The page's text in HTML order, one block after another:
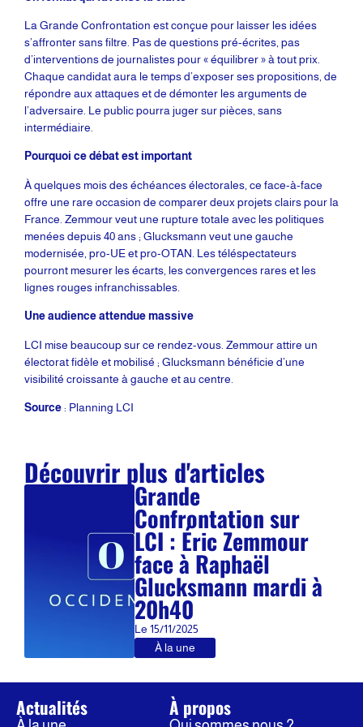
La Grande Confrontation est conçue pour laisser les idées
s’affronter sans filtre. Pas de questions pré-écrites, pas
d’interventions de journalistes pour « équilibrer » à tout prix.
Chaque candidat aura le temps d’exposer ses propositions, de
répondre aux attaques et de démonter les arguments de
l’adversaire. Le public pourra juger sur pièces, sans
intermédiaire.
Pourquoi ce débat est important
À quelques mois des échéances électorales, ce face-à-face
offre une rare occasion de comparer deux projets clairs pour la
France. Zemmour veut une rupture totale avec les politiques
menées depuis 40 ans ; Glucksmann veut une gauche
modernisée, pro-UE et pro-OTAN. Les téléspectateurs
pourront mesurer les écarts, les convergences rares et les
lignes rouges infranchissables.
Une audience attendue massive
LCI mise beaucoup sur ce rendez-vous. Zemmour attire un
électorat fidèle et mobilisé ; Glucksmann bénéficie d’une
visibilité croissante à gauche et au centre.
Source: Planning LCI
Découvrir plus d'articles
Grande
Confrontation sur
LCI : Éric Zemmour
face à Raphaël
Glucksmann mardi à
20h40
Le 15/11/2025
À la une
Actualités À propos